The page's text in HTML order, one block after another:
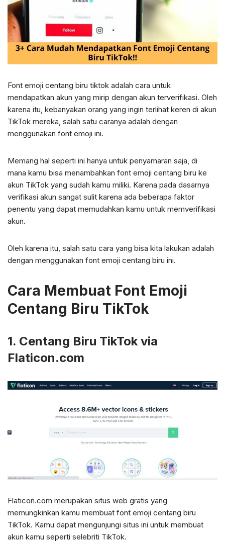
Font emoji centang biru tiktok adalah cara untuk
mendapatkan akun yang mirip dengan akun terverifikasi. Oleh
karena itu, kebanyakan orang yang ingin terlihat keren di akun
TikTok mereka, salah satu caranya adalah dengan
menggunakan font emoji ini.
Memang hal seperti ini hanya untuk penyamaran saja, di
mana kamu bisa menambahkan font emoji centang biru ke
akun TikTok yang sudah kamu miliki. Karena pada dasarnya
verifikasi akun sangat sulit karena ada beberapa faktor
penentu yang dapat memudahkan kamu untuk memverifikasi
akun.
Oleh karena itu, salah satu cara yang bisa kita lakukan adalah
dengan menggunakan font emoji centang biru ini.
Cara Membuat Font Emoji
Centang Biru TikTok
1. Centang Biru TikTok via
Flaticon.com
Flaticon.com merupakan situs web gratis yang
memungkinkan kamu membuat font emoji centang biru
TikTok. Kamu dapat mengunjungi situs ini untuk membuat
akun kamu seperti selebriti TikTok.